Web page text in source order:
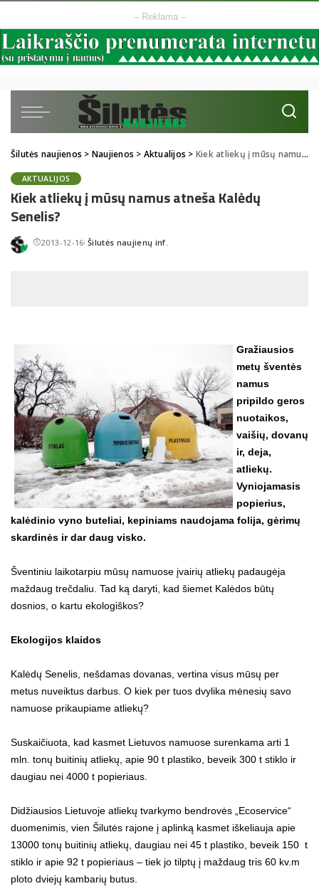
– Reklama –
Šilutės naujienos > Naujienos > Aktualijos > Kiek atliekų į mūsų namus atneša Kalėdų Senelis?
AKTUALIJOS
Kiek atliekų į mūsų namus atneša Kalėdų
Senelis?
2013-12-16Posted
Šilutės naujienų inf.
Gražiausios
metų šventės
namus
pripildo geros
nuotaikos,
vaišių, dovanų
ir, deja,
atliekų.
Vyniojamasis
popierius,
kalėdinio vyno buteliai, kepiniams naudojama folija, gėrimų
skardinės ir dar daug visko.
Šventiniu laikotarpiu mūsų namuose įvairių atliekų padaugėja
maždaug trečdaliu. Tad ką daryti, kad šiemet Kalėdos būtų
dosnios, o kartu ekologiškos?
Ekologijos klaidos
Kalėdų Senelis, nešdamas dovanas, vertina visus mūsų per
metus nuveiktus darbus. O kiek per tuos dvylika mėnesių savo
namuose prikaupiame atliekų?
Suskaičiuota, kad kasmet Lietuvos namuose surenkama arti 1
mln. tonų buitinių atliekų, apie 90 t plastiko, beveik 300 t stiklo ir
daugiau nei 4000 t popieriaus.
Didžiausios Lietuvoje atliekų tvarkymo bendrovės „Ecoservice“
duomenimis, vien Šilutės rajone į aplinką kasmet iškeliauja apie
13000 tonų buitinių atliekų, daugiau nei 45 t plastiko, beveik 150 t
stiklo ir apie 92 t popieriaus – tiek jo tilptų į maždaug tris 60 kv.m
ploto dviejų kambarių butus.